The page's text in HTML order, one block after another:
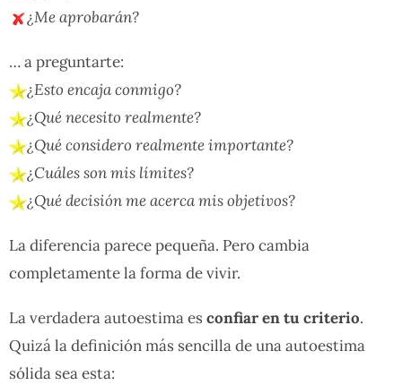
¿Me aprobarán?
… a preguntarte:
¿Esto encaja conmigo?
¿Qué necesito realmente?
¿Qué considero realmente importante?
¿Cuáles son mis límites?
¿Qué decisión me acerca mis objetivos?
La diferencia parece pequeña. Pero cambia
completamente la forma de vivir.
La verdadera autoestima es confiar en tu criterio.
Quizá la definición más sencilla de una autoestima
sólida sea esta: